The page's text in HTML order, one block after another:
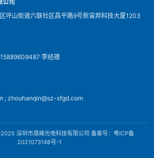
公司
坪山街道六联社区昌平路9号新宙邦科技大厦1203
李经理
; zhouhanqin@sz-sfgd.com
深圳市晟峰光电科技有限公司 备案号：粤ICP备
2021073148号-1